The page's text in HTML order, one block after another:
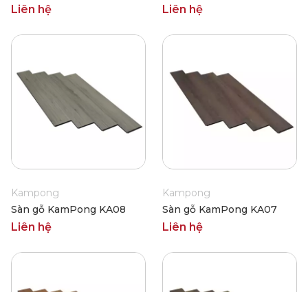
Liên hệ Liên hệ
Kampong
Sàn gỗ KamPong KA08
Liên hệ
Kampong
Sàn gỗ KamPong KA07
Liên hệ